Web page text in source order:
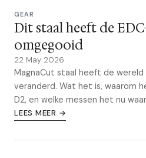
GEAR
Dit staal heeft de
omgegooid
22 May 2026
MagnaCut staal heeft de wereld
veranderd. Wat het is, waarom
D2, en welke messen het nu
LEES MEER →